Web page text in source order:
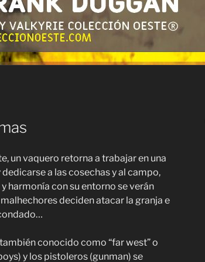
un vaquero retorna a trabajar en una
a las cosechas y al campo,
harmonía con su entorno se verán
deciden atacar la granja e
conocido como “far west” o
y los pistoleros (gunman) se